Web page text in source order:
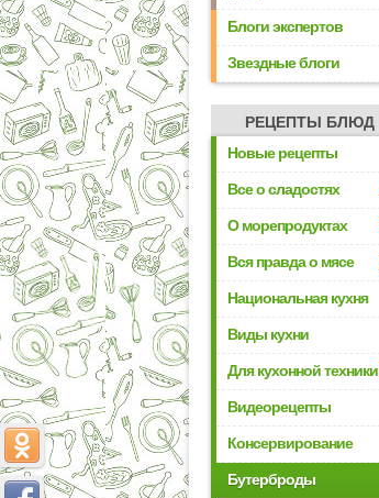
Блоги экспертов
Звездные блоги
РЕЦЕПТЫ БЛЮД
Новые рецепты
Все о сладостях
О морепродуктах
Вся правда о мясе
Национальная кухня
Виды кухни
Для кухонной техники
Видеорецепты
Консервирование
Бутерброды